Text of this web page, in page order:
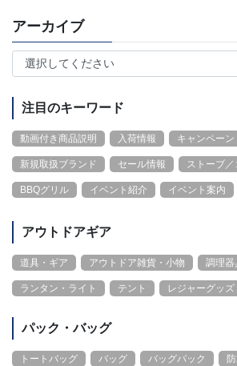
アーカイブ
注目のキーワード
動画付き商品説明 入荷情報 キャンペーン
新規取扱ブランド セール情報 ストーブ
BBQグリル イベント紹介 イベント案内
アウトドアギア
道具・ギア アウトドア雑貨・小物 調理器
ランタン・ライト テント レジャーグッ
パック・バッグ
トートバッグ バッグ バッグパック